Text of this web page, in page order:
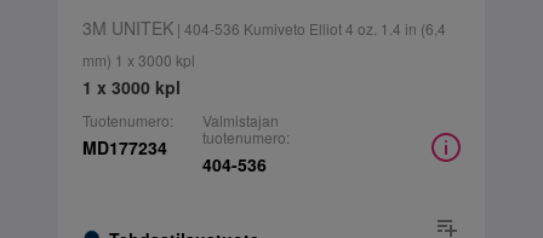
3M UNITEK| 404-536 Kumiveto Elliot 4 oz. 1.4 in (6,4
mm) 1 x 3000 kpl
1 x 3000 kpl
Tuotenumero:
MD177234
Valmistajan
tuotenumero:
404-536